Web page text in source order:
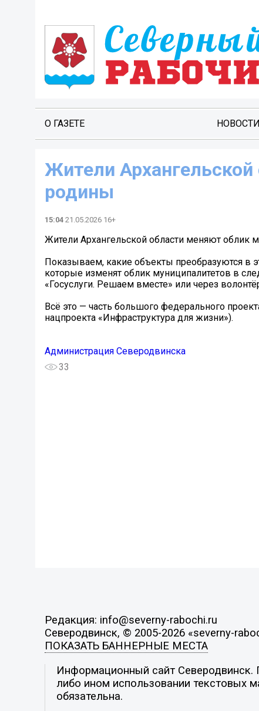
О ГАЗЕТЕ НОВОСТИ
Жители
родины
15:04 21.05.2026 16+
Жители Архангельской области меняют облик
Показываем, какие объекты преобразуются в
которые изменят облик муниципалитетов в
«Госуслуги. Решаем вместе» или через
Всё это — часть большого федерального
нацпроекта «Инфраструктура для жизни»).
Администрация Северодвинска
33
Редакция: info@severny-rabochi.ru
Северодвинск, © 2005-2026 «severny-
ПОКАЗАТЬ БАННЕРНЫЕ МЕСТА
Информационный сайт Северодвинск.
либо ином использовании текстовых
обязательна.